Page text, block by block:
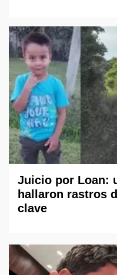
Juicio por Loan:
hallaron rastros
clave